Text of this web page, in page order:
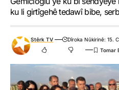
ku li girtîgehê tedawî bibe,
Stêrk TV
Dîroka Nûkirinê: 15.